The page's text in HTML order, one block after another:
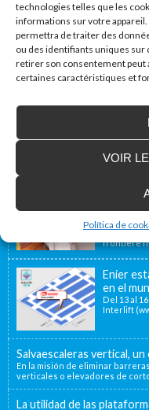
technologies telles que les
informations sur votre
permettra de traiter des
ou des identifiants uniques sur
retirer son consentement peut
certaines caractéristiques et
VOIR
Política de
Site web
Accessibilité Blog
Nous
compris
Notre
frontière
Enier
en el
Del 13 al
Interlift
Salvaescaleras vertical,
En la misión de eliminar
verticales o elevadores de
La utilidad de las